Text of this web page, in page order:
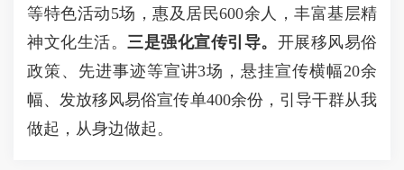
等特色活动5场，惠及居民600余人，丰富基层精
神文化生活。 三是强化宣传引导。 开展移风易俗
政策、先进事迹等宣讲3场，悬挂宣传横幅20余
幅、发放移风易俗宣传单400余份，引导干群从我
做起，从身边做起。